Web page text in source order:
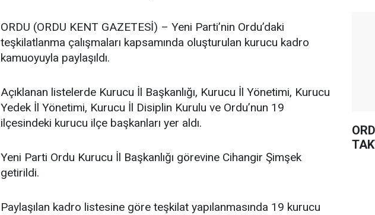
ORDU (ORDU KENT GAZETESİ) – Yeni Parti’nin Ordu’daki
teşkilatlanma çalışmaları kapsamında oluşturulan kurucu kadro
kamuoyuyla paylaşıldı.
Açıklanan listelerde Kurucu İl Başkanlığı, Kurucu İl Yönetimi, Kurucu
Yedek İl Yönetimi, Kurucu İl Disiplin Kurulu ve Ordu’nun 19
ilçesindeki kurucu ilçe başkanları yer aldı.
Yeni Parti Ordu Kurucu İl Başkanlığı görevine Cihangir Şimşek
getirildi.
Paylaşılan kadro listesine göre teşkilat yapılanmasında 19 kurucu